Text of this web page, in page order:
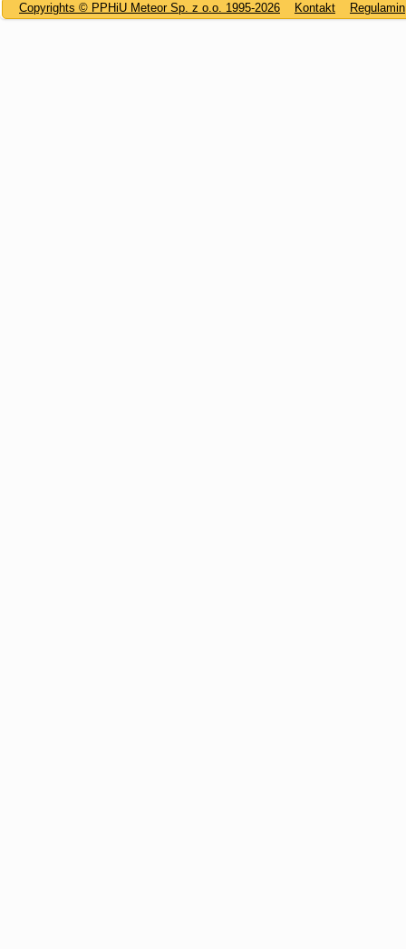
Copyrights © PPHiU Meteor Sp. z o.o. 1995-2026 Kontakt Regulamin